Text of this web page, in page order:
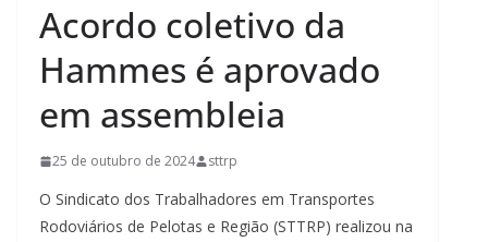
Acordo coletivo da
Hammes é aprovado
em assembleia
25 de outubro de 2024 sttrp
O Sindicato dos Trabalhadores em Transportes
Rodoviários de Pelotas e Região (STTRP) realizou na